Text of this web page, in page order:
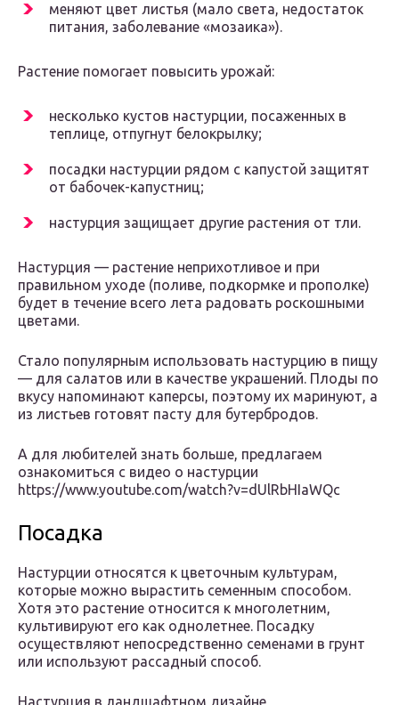
меняют цвет листья (мало света, недостаток
питания, заболевание «мозаика»).
Растение помогает повысить урожай:
несколько кустов настурции, посаженных в
теплице, отпугнут белокрылку;
посадки настурции рядом с капустой защитят
от бабочек-капустниц;
настурция защищает другие растения от тли.
Настурция — растение неприхотливое и при
правильном уходе (поливе, подкормке и прополке)
будет в течение всего лета радовать роскошными
цветами.
Стало популярным использовать настурцию в пищу
— для салатов или в качестве украшений. Плоды по
вкусу напоминают каперсы, поэтому их маринуют, а
из листьев готовят пасту для бутербродов.
А для любителей знать больше, предлагаем
ознакомиться с видео о настурции
https://www.youtube.com/watch?v=dUlRbHIaWQc
Посадка
Настурции относятся к цветочным культурам,
которые можно вырастить семенным способом.
Хотя это растение относится к многолетним,
культивируют его как однолетнее. Посадку
осуществляют непосредственно семенами в грунт
или используют рассадный способ.
Настурция в ландшафтном дизайне